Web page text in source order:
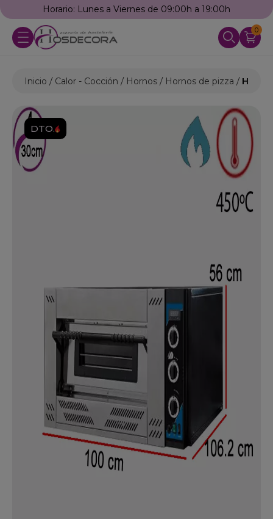
Horario: Lunes a Viernes de 09:00h a 19:00h
0
Inicio Calor - Cocción Hornos Hornos de pizza Horno
DTO.